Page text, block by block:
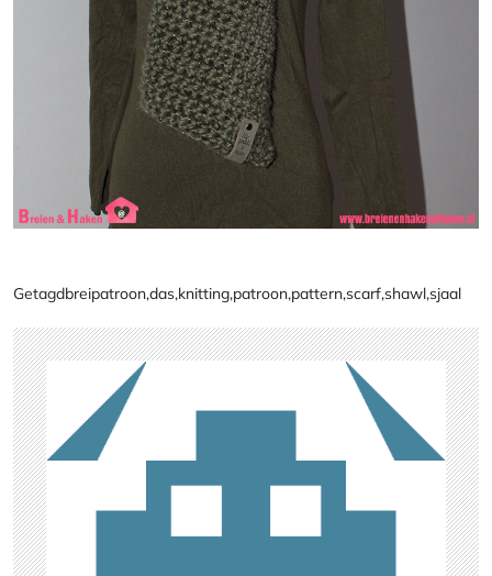
Getagdbreipatroon,das,knitting,patroon,pattern,scarf,shawl,sjaal